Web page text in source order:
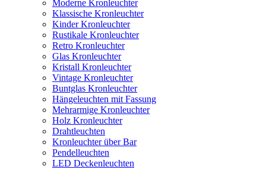
Moderne Kronleuchter
Klassische Kronleuchter
Kinder Kronleuchter
Rustikale Kronleuchter
Retro Kronleuchter
Glas Kronleuchter
Kristall Kronleuchter
Vintage Kronleuchter
Buntglas Kronleuchter
Hängeleuchten mit Fassung
Mehrarmige Kronleuchter
Holz Kronleuchter
Drahtleuchten
Kronleuchter über Bar
Pendelleuchten
LED Deckenleuchten